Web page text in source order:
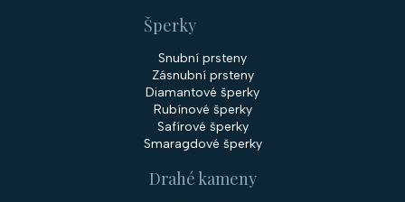
Šperky
Snubní prsteny
Zásnubní prsteny
Diamantové šperky
Rubínové šperky
Safírové šperky
Smaragdové šperky
Drahé kameny